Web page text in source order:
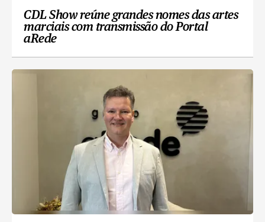
CDL Show reúne grandes nomes das artes
marciais com transmissão do Portal
aRede